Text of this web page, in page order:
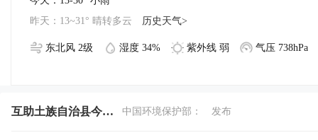
昨天：13~31° 晴转多云
历史天气>
东北风 2级 湿度 34% 紫外线 弱 气压 738hPa
互助土族自治县今天空气质量 中国环境保护部： 发布